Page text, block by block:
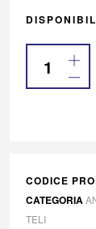
CODICE
CATEGORIA
TELI